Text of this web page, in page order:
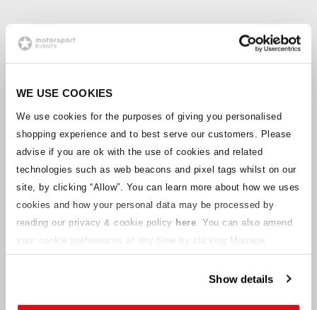
WE USE COOKIES
We use cookies for the purposes of giving you personalised
shopping experience and to best serve our customers. Please
advise if you are ok with the use of cookies and related
technologies such as web beacons and pixel tags whilst on our
site, by clicking “Allow”. You can learn more about how we uses
cookies and how your personal data may be processed by
reading our privacy & cookie policy here . You can also amend
your cookie preferences at any time by clicking Manage
Cookies in the footer of this site.
Show details
Sie haben eine Stornierungsmitteilung
bezüglich Ihrer Ticketbestellung erhalten, Ihre Buchung wurde nicht
storniert und es wird erwartet, dass Sie die von Ihnen bestellten
Unternehmens arbeitet mit den Lieferanten zusammen, um
Sollte sich der Status einzelner Buchungen ändern, wurden
Vorkehrungen getroffen, um Sie so schnell wie möglich zu
benachrichtigen. Zusätzliche Hinweise für Ticketinhaber werden auf
dieser Webseite veröffentlicht, sobald Informationen verfügbar
sind. Wir werden denjenigen mit gültigen Tickets auch eine neue E-
Mail-Adresse für den Kundenservice zur Verfügung stellen, die von
einem verbundenen Unternehmen verwaltet wird. Crowe U.K. LLP
kann keine Fragen zum Ticketvorgang und zum Zeitpunkt der